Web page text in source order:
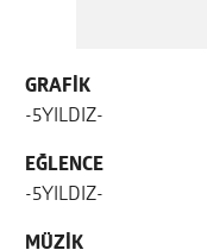
GRAFİK
-5YILDIZ-
EĞLENCE
-5YILDIZ-
MÜZİK